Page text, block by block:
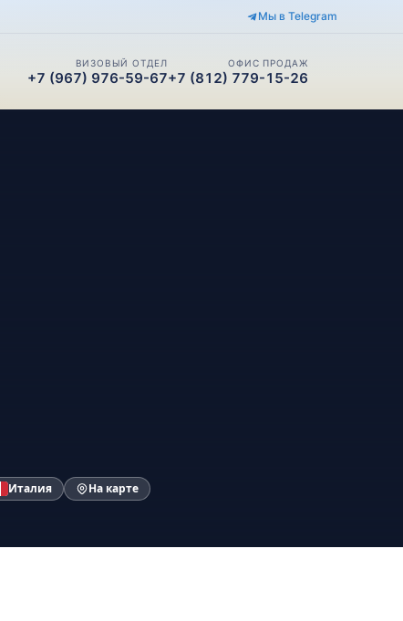
Мы в Telegram
ВИЗОВЫЙ ОТДЕЛ
+7 (967) 976-59-67
ОФИС ПРОДАЖ
+7 (812) 779-15-26
Италия На карте